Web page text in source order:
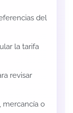
del
la tarifa
revisar
mercancía o